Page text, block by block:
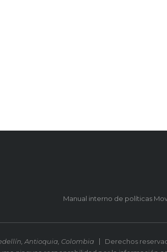
Manual interno de políticas
Antioquia, Colombia
Derechos